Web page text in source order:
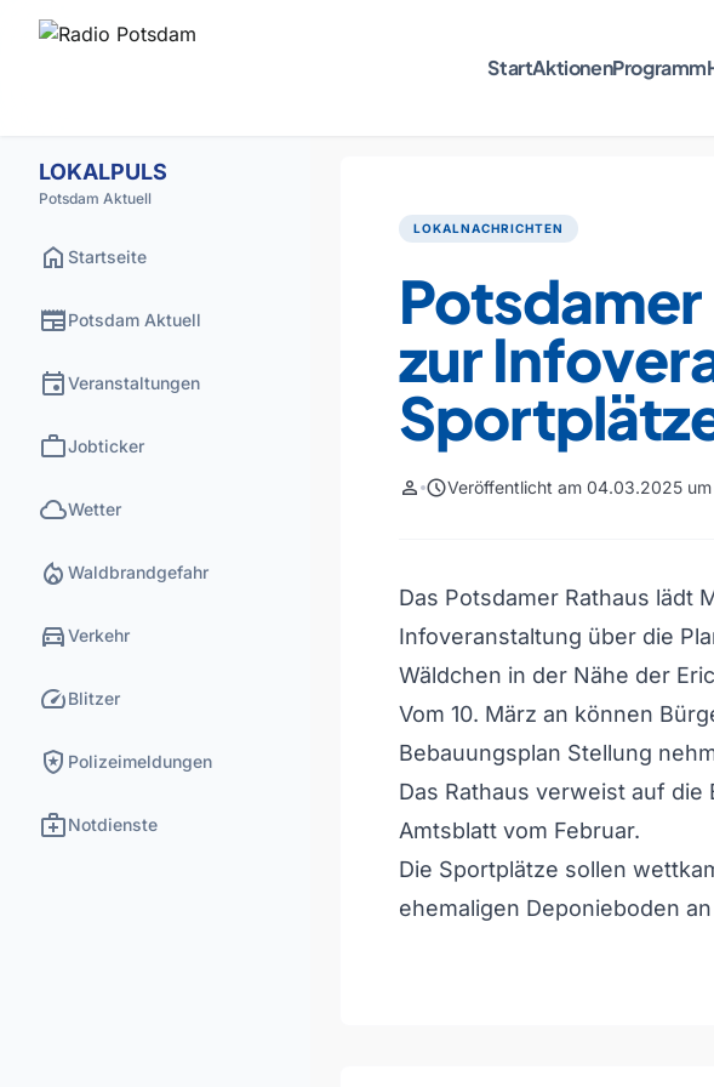
StartAktionenProgramm
LOKALPULS
Potsdam Aktuell
home Startseite
newspaperPotsdam Aktuell
eventVeranstaltungen
workJobticker
cloudWetter
local_fire_department Waldbrandgefahr
directions_carVerkehr
speedBlitzer
local_police Polizeimeldungen
medical_servicesNotdienste
LOKALNACHRICHTEN
zur
person scheduleVeröffentlicht am 04.03.2025
Das Potsdamer Rathaus lädt
Infoveranstaltung über die
Wäldchen in der Nähe der
Vom 10. März an können
Bebauungsplan Stellung
Das Rathaus verweist auf
Amtsblatt vom Februar.
Die Sportplätze sollen
ehemaligen Deponieboden